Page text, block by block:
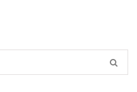
typ tejpovací pásky a jak se